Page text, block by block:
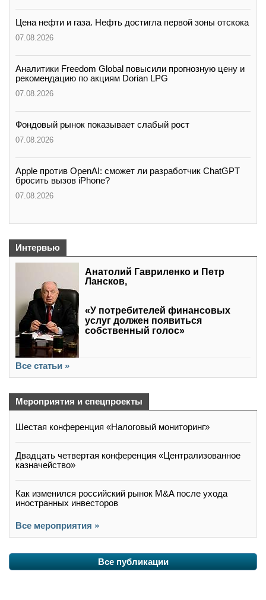
Цена нефти и газа. Нефть достигла первой зоны отскока
07.08.2026
Аналитики Freedom Global повысили прогнозную цену и
рекомендацию по акциям Dorian LPG
07.08.2026
Фондовый рынок показывает слабый рост
07.08.2026
Apple против OpenAI: сможет ли разработчик ChatGPT
бросить вызов iPhone?
07.08.2026
Интервью
Анатолий Гавриленко и Петр
Лансков,
«У потребителей финансовых
услуг должен появиться
собственный голос»
Все статьи »
Мероприятия и спецпроекты
Шестая конференция «Налоговый мониторинг»
Двадцать четвертая конференция «Централизованное
казначейство»
Как изменился российский рынок M&A после ухода
иностранных инвесторов
Все мероприятия »
Все публикации